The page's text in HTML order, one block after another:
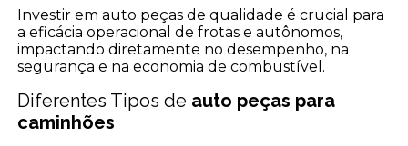
Investir em auto peças de qualidade é crucial para
a eficácia operacional de frotas e autônomos,
impactando diretamente no desempenho, na
segurança e na economia de combustível.
Diferentes Tipos de auto peças para
caminhões